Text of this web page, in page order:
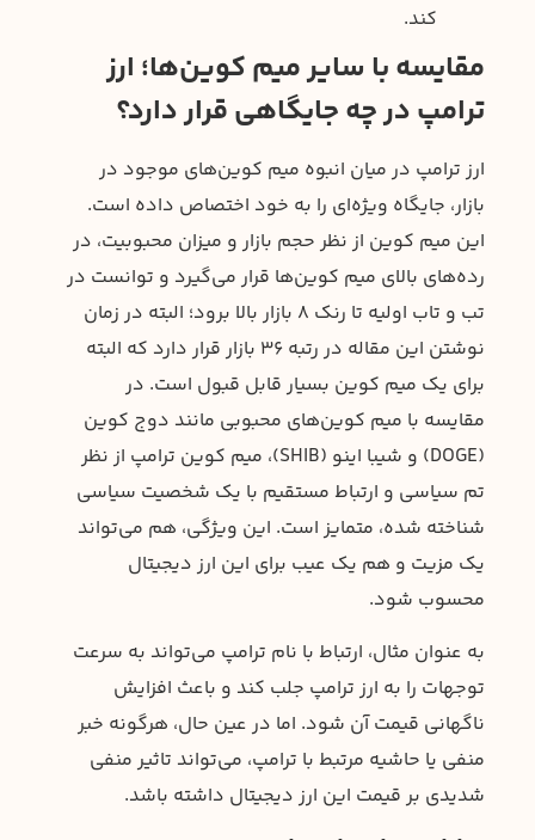
کند.
مقایسه با سایر میم کوین‌ها؛ ارز
ترامپ در چه جایگاهی قرار دارد؟
ارز ترامپ در میان انبوه میم کوین‌های موجود در
بازار، جایگاه ویژه‌ای را به خود اختصاص داده است.
این میم کوین از نظر حجم بازار و میزان محبوبیت، در
رده‌های بالای میم کوین‌ها قرار می‌گیرد و توانست در
تب و تاب اولیه تا رنک ۸ بازار بالا برود؛ البته در زمان
نوشتن این مقاله در رتبه ۳۶ بازار قرار دارد که البته
برای یک میم کوین بسیار قابل قبول است. در
مقایسه با میم کوین‌های محبوبی مانند دوج کوین
(DOGE) و شیبا اینو (SHIB)، میم کوین ترامپ از نظر
تم سیاسی و ارتباط مستقیم با یک شخصیت سیاسی
شناخته شده، متمایز است. این ویژگی، هم می‌تواند
یک مزیت و هم یک عیب برای این ارز دیجیتال
محسوب شود.
به عنوان مثال، ارتباط با نام ترامپ می‌تواند به سرعت
توجهات را به ارز ترامپ جلب کند و باعث افزایش
ناگهانی قیمت آن شود. اما در عین حال، هرگونه خبر
منفی یا حاشیه مرتبط با ترامپ، می‌تواند تاثیر منفی
شدیدی بر قیمت این ارز دیجیتال داشته باشد.